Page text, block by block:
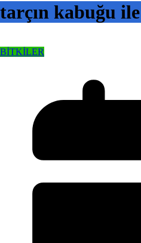
tarçın kabuğu
BİTKİLER